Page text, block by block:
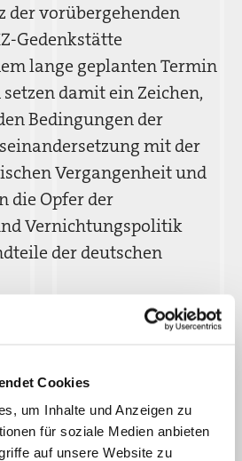
Cookies
um Inhalte und Anzeigen zu
für soziale Medien anbieten
auf unsere Website zu
der vorübergehenden
Gedenkstätte
lange geplanten Termin
damit ein Zeichen,
Bedingungen der
mit der
Vergangenheit und
die Opfer der
Vernichtungspolitik
der deutschen
die DGB-
eine
in Flossenbürg und ist
Akteur*innen, die
Zeitpunkt